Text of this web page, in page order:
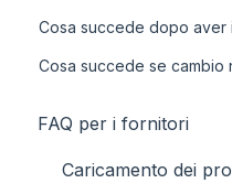
Cosa succede dopo aver
Cosa succede se cambio
FAQ per i fornitori
Caricamento dei